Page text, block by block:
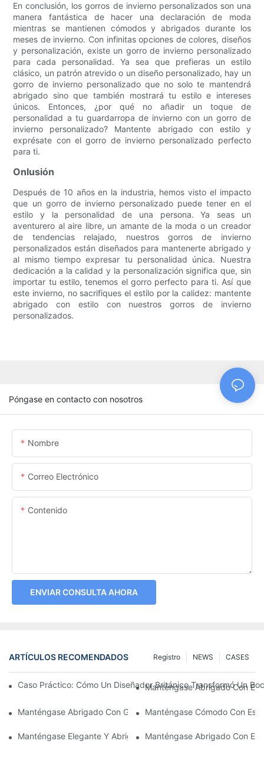
En conclusión, los gorros de invierno personalizados son una
manera fantástica de hacer una declaración de moda
mientras se mantienen cómodos y abrigados durante los
meses de invierno. Con infinitas opciones de colores, diseños
y personalización, existe un gorro de invierno personalizado
para cada personalidad. Ya sea que prefieras un estilo
clásico, un patrón atrevido o un diseño personalizado, hay un
gorro de invierno personalizado que no solo te mantendrá
abrigado sino que también mostrará tu estilo e intereses
únicos. Entonces, ¿por qué no añadir un toque de
personalidad a tu guardarropa de invierno con un gorro de
invierno personalizado? Mantente abrigado con estilo y
exprésate con el gorro de invierno personalizado perfecto
para ti.
Onlusión
Después de 10 años en la industria, hemos visto el impacto
que un gorro de invierno personalizado puede tener en el
estilo y la personalidad de una persona. Ya seas un
aventurero al aire libre, un amante de la moda o un creador
de tendencias relajado, nuestros gorros de invierno
personalizados están diseñados para mantenerte abrigado y
al mismo tiempo expresar tu personalidad única. Nuestra
dedicación a la calidad y la personalización significa que, sin
importar tu estilo, tenemos el gorro perfecto para ti. Así que
este invierno, no sacrifiques el estilo por la calidez: mantente
abrigado con estilo con nuestros gorros de invierno
personalizados.
Póngase en contacto con nosotros
Nombre
Correo Electrónico
Contenido
ENVIAR CONSULTA AHORA
ARTÍCULOS RECOMENDADOS CASES
NEWS
Registro
Caso Práctico: Cómo Un Diseñador Británico Transformó Un
Manténgase Abrigado Con
Manténgase Abrigado Con Gorros De Invierno Personalizados
Manténgase Cómodo Con
Manténgase Elegante Y Abrigado Con Gorros De Invierno
Manténgase Abrigado Con